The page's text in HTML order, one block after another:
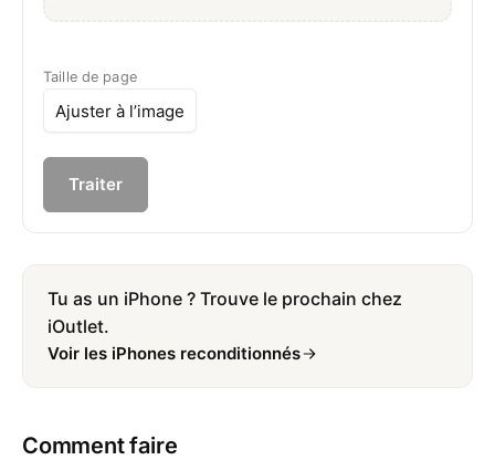
Taille de page
Traiter
Tu as un iPhone ? Trouve le prochain chez
iOutlet.
Voir les iPhones reconditionnés
Comment faire